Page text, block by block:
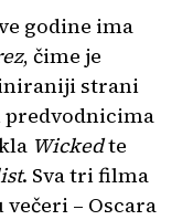
godine ima
, čime je
strani
Wickedte
. Sva tri filma
– Oscara